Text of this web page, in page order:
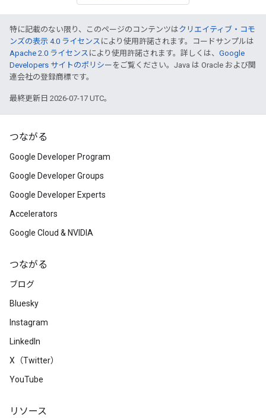
特に記載のない限り、このページのコンテンツはクリエイティブ・コモ
ンズの表示 4.0 ライセンス により使用許諾されます。コードサンプルは
Apache 2.0 ライセンス により使用許諾されます。詳しくは、 Google
Developers サイトのポリシー をご覧ください。Java は Oracle および関
連会社の登録商標です。
最終更新日 2026-07-17 UTC。
つながる
Google Developer Program
Google Developer Groups
Google Developer Experts
Accelerators
Google Cloud & NVIDIA
つながる
ブログ
Bluesky
Instagram
LinkedIn
X（Twitter）
YouTube
リソース